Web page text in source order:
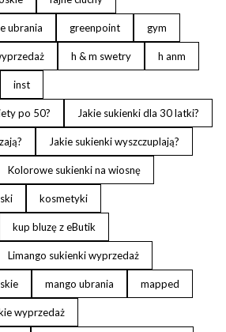
ubrania greenpoint gym
h & m swetry h anm
inst
po 50? Jakie sukienki dla 30 latki?
Jakie sukienki wyszczuplają?
Kolorowe sukienki na wiosnę
kosmetyki
kup bluzę z eButik
Limango sukienki wyprzedaż
mango ubrania mapped
wyprzedaż